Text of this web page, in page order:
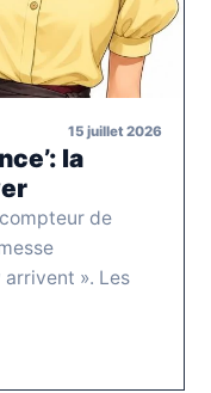
15 juillet 2026
la
de
arrivent ». Les